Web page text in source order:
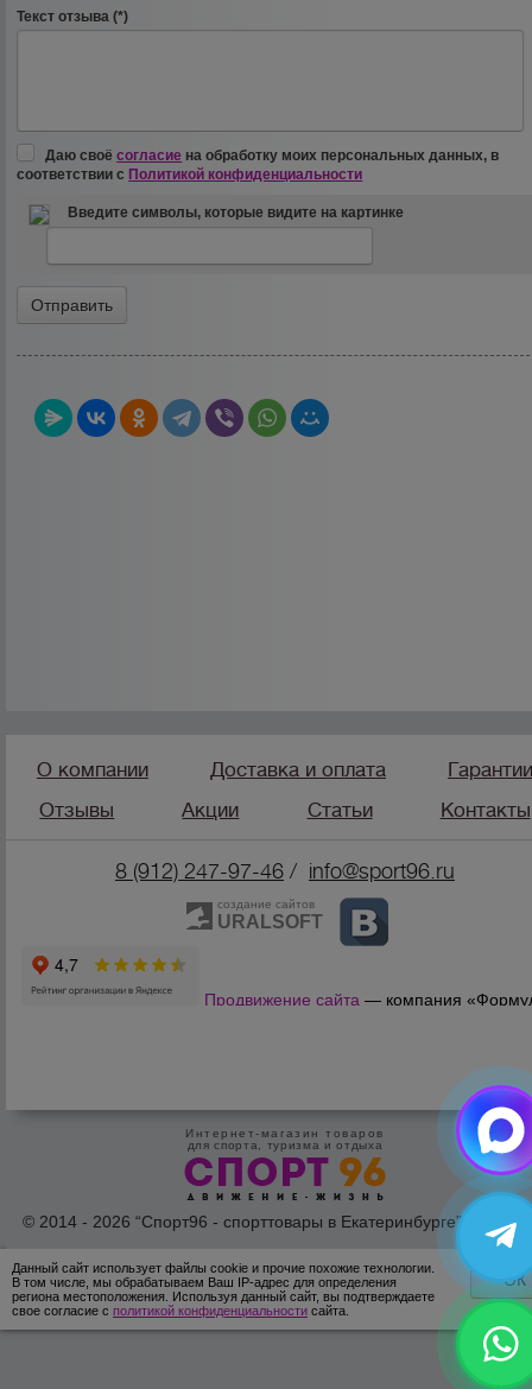
Текст отзыва (*)
Даю своёсогласие на обработку моих персональных данных, в
соответствии с Политикой конфиденциальности
Введите символы, которые видите на картинке
О компании Доставка и оплата
Отзывы
Акции Статьи Контакты
8 (912) 247-97-46 / info@sport96.ru
создание сайтов
URALSOFT
Продвижение сайта — компания
Интернет-магазин товаров
для спорта, туризма и отдыха
© 2014 - 2026 “Спорт96 - спорттовары в Екатеринбурге” Все
Согласие на обработку персональных
Данный сайт использует файлы cookie и прочие похожие технологии.
В том числе, мы обрабатываем Ваш IP-адрес для определения
региона местоположения. Используя данный сайт, вы подтверждаете
свое согласие с политикой конфиденциальности сайта.
ОК